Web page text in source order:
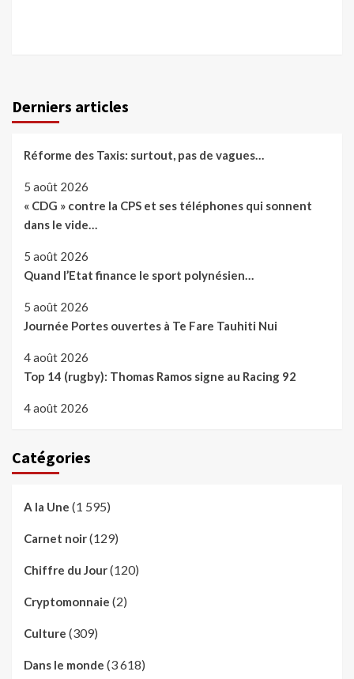
Derniers articles
Réforme des Taxis: surtout, pas de vagues…
5 août 2026
« CDG » contre la CPS et ses téléphones qui sonnent
dans le vide…
5 août 2026
Quand l’Etat finance le sport polynésien…
5 août 2026
Journée Portes ouvertes à Te Fare Tauhiti Nui
4 août 2026
Top 14 (rugby): Thomas Ramos signe au Racing 92
4 août 2026
Catégories
A la Une (1 595)
Carnet noir(129)
Chiffre du Jour(120)
Cryptomonnaie (2)
Culture (309)
Dans le monde (3 618)